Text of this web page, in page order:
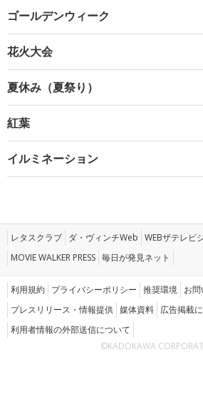
ゴールデンウィーク
花火大会
夏休み（夏祭り）
紅葉
イルミネーション
レタスクラブ ダ・ヴィンチWeb WEBザテレビ
MOVIE WALKER PRESS 毎日が発見ネット
利用規約 プライバシーポリシー 推奨環境 お
プレスリリース・情報提供 媒体資料 広告掲載
利用者情報の外部送信について
©KADOKAWA